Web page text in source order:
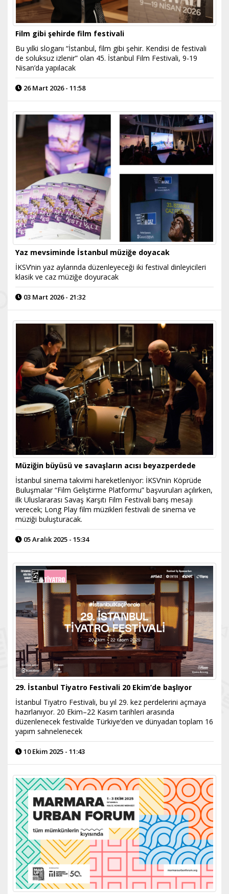
Film gibi şehirde film festivali
Bu yılki sloganı “İstanbul, film gibi şehir. Kendisi de festivali
de soluksuz izlenir” olan 45. İstanbul Film Festivali, 9-19
Nisan’da yapılacak
26 Mart 2026 - 11:58
Yaz mevsiminde İstanbul müziğe doyacak
İKSV’nin yaz aylarında düzenleyeceği iki festival dinleyicileri
klasik ve caz müziğe doyuracak
03 Mart 2026 - 21:32
Müziğin büyüsü ve savaşların acısı beyazperdede
​İstanbul sinema takvimi hareketleniyor: İKSV’nin Köprüde
Buluşmalar “Film Geliştirme Platformu” başvuruları açılırken,
ilk Uluslararası Savaş Karşıtı Film Festivali barış mesajı
verecek; Long Play film müzikleri festivali de sinema ve
müziği buluşturacak.
05 Aralık 2025 - 15:34
29. İstanbul Tiyatro Festivali 20 Ekim’de başlıyor
İstanbul Tiyatro Festivali, bu yıl 29. kez perdelerini açmaya
hazırlanıyor. 20 Ekim–22 Kasım tarihleri arasında
düzenlenecek festivalde Türkiye’den ve dünyadan toplam 16
yapım sahnelenecek
10 Ekim 2025 - 11:43